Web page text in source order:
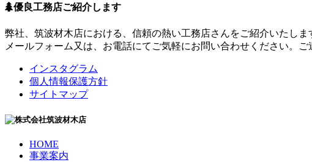
優良工務店ご紹介します
弊社、筑波材木店における、信頼の熱い工務店さんをご紹介いたしま
メールフォーム又は、お電話にてご気軽にお問い合わせください。ご
インスタグラム
個人情報保護方針
サイトマップ
HOME
事業案内